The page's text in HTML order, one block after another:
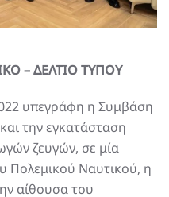
– ΔΕΛΤΙΟ ΤΥΠΟΥ
υπεγράφη η Συμβάση
την εγκατάσταση
ζευγών, σε μία
Πολεμικού Ναυτικού, η
αίθουσα του